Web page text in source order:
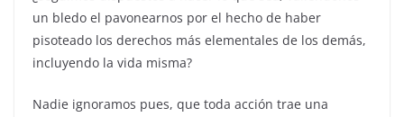
un bledo el pavonearnos por el hecho de haber
pisoteado los derechos más elementales de los demás,
incluyendo la vida misma?
Nadie ignoramos pues, que toda acción trae una